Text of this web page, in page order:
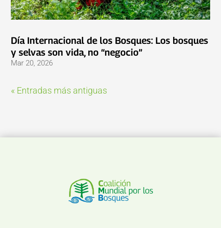
Día Internacional de los Bosques: Los bosques
y selvas son vida, no “negocio”
Mar 20, 2026
« Entradas más antiguas